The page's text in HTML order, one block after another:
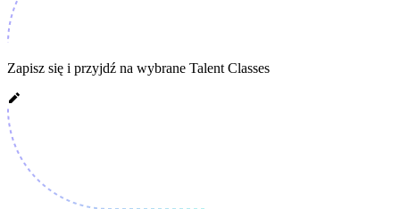
Zapisz się i przyjdź na wybrane Talent Classes